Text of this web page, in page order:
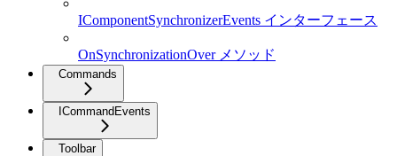
IComponentSynchronizerEvents インターフェース
OnSynchronizationOver メソッド
Commands
ICommandEvents
Toolbar